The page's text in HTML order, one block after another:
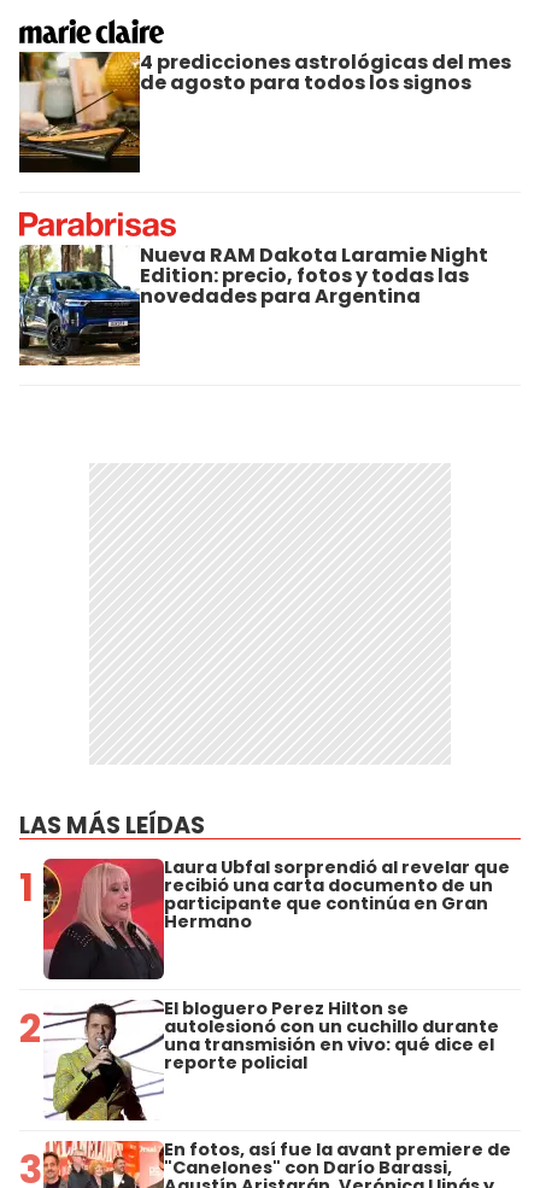
4 predicciones astrológicas del mes
de agosto para todos los signos
Nueva RAM Dakota Laramie Night
Edition: precio, fotos y todas las
novedades para Argentina
LAS MÁS LEÍDAS
1 Laura Ubfal sorprendió al revelar que
recibió una carta documento de un
participante que continúa en Gran
Hermano
2 El bloguero Perez Hilton se
autolesionó con un cuchillo durante
una transmisión en vivo: qué dice el
reporte policial
3 En fotos, así fue la avant premiere de
"Canelones" con Darío Barassi,